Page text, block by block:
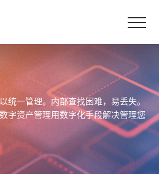
统一管理。 内部查找困难，易丢失。
数字资产管理用数字化手段解决管理您